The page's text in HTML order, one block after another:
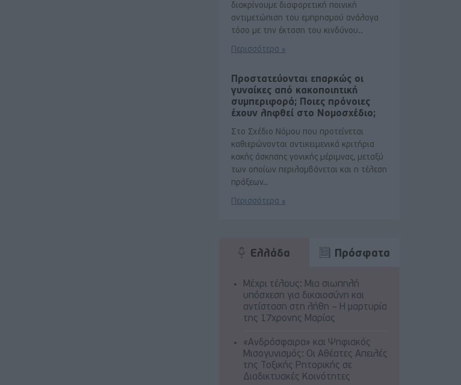
διακρίνουμε διαφορετική ποινική
αντιμετώπιση του εμπρησμού ανάλογα
τόσο με την έκταση του κινδύνου..
Περισσότερα »
Προστατεύονται επαρκώς οι
γυναίκες από κακοποιητική
συμπεριφορά; Ποιες πρόνοιες
έχουν ληφθεί στο Νομοσχέδιο;
Στο Σχέδιο Νόμου που προτείνεται
καθιερώνονται αντικειμενικά κριτήρια
κακής άσκησης γονικής μέριμνας, μεταξύ
των οποίων περιλαμβάνεται και η τέλεση
πράξεων..
Περισσότερα »
Ελλάδα Πρόσφατα
Μέχρι τέλους: Μια σιωπηλή
υπόσχεση για δικαιοσύνη και
αντίσταση στη λήθη – Η μαρτυρία
της 17χρονης Μαρίας
«Ανδρόσφαιρα» και Ψηφιακός
Μισογυνισμός: Οι Αθέατες Απειλές
της Τοξικής Ρητορικής σε
Διαδικτυακές Κοινότητες